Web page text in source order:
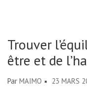
Trouver
être et de
Par MAIMO 23 MARS